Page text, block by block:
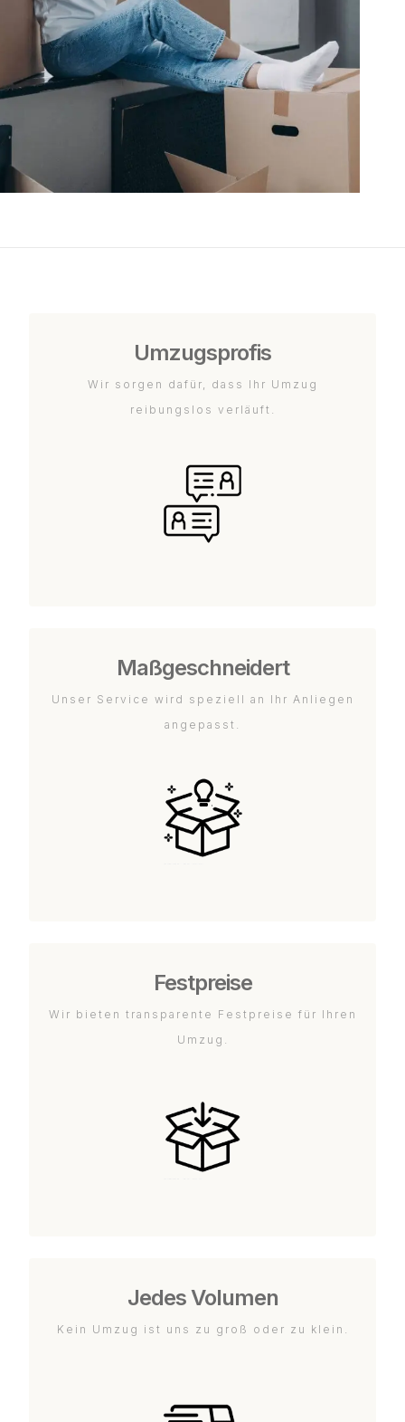
Umzugsprofis
Wir sorgen dafür, dass Ihr Umzug
reibungslos verläuft.
Maßgeschneidert
Unser Service wird speziell an Ihr Anliegen
angepasst.
Festpreise
Wir bieten transparente Festpreise für Ihren
Umzug.
Jedes Volumen
Kein Umzug ist uns zu groß oder zu klein.